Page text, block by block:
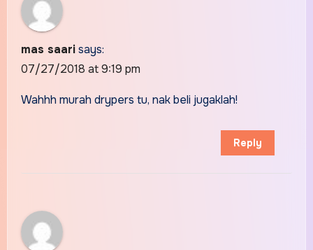
mas saari says:
07/27/2018 at 9:19 pm
Wahhh murah drypers tu, nak beli jugaklah!
Reply